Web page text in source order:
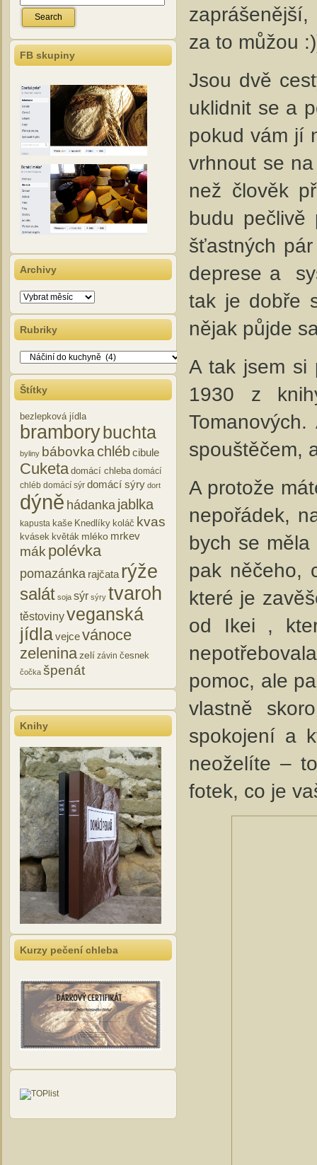
FB skupiny
Archivy
Archivy
Rubriky
Rubriky
Štítky
bezlepková jídla
brambory buchta
byliny bábovkachlébcibule
Cuketa domácí chleba domácí
chléb domácí sýr domácí sýry dort
dýně hádanka jablka
kapusta kaše Knedlíky koláč kvas
kvásek květák mléko mrkev
mákpolévka
pomazánka rajčata rýže
salát soja sýr sýry tvaroh
těstovinyveganská
jídlavejcevánoce
zeleninazelí závin česnek
čočka špenát
Knihy
Kurzy pečení chleba
za to můžou
Jsou dvě
uklidnit se a
pokud vám jí
vrhnout se
než člověk
budu pečlivě
šťastných
deprese a
tak je dobře
nějak půjde
A tak jsem si
1930 z
spouštěčem,
A protože
nepořádek,
bych se
pak něčeho,
které je
od Ikei ,
pomoc, ale
vlastně
spokojení a
neoželíte –
fotek, co je